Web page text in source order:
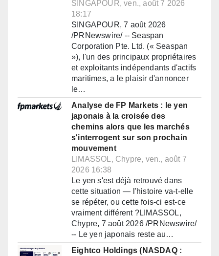
SINGAPOUR, ven., août 7 2026
18:17
SINGAPOUR, 7 août 2026
/PRNewswire/ -- Seaspan
Corporation Pte. Ltd. (« Seaspan
»), l'un des principaux propriétaires
et exploitants indépendants d'actifs
maritimes, a le plaisir d'annoncer
le…
Analyse de FP Markets : le yen
japonais à la croisée des
chemins alors que les marchés
s'interrogent sur son prochain
mouvement
LIMASSOL, Chypre, ven., août 7
2026 16:38
Le yen s'est déjà retrouvé dans
cette situation — l'histoire va-t-elle
se répéter, ou cette fois-ci est-ce
vraiment différent ?LIMASSOL,
Chypre, 7 août 2026 /PRNewswire/
-- Le yen japonais reste au…
Eightco Holdings (NASDAQ :